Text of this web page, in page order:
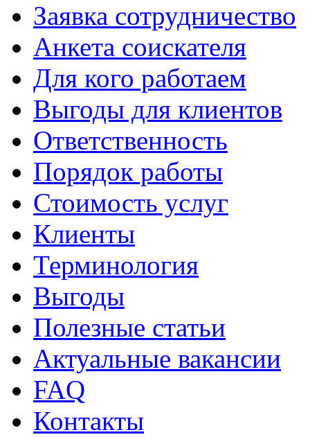
Заявка сотрудничество
Анкета соискателя
Для кого работаем
Выгоды для клиентов
Ответственность
Порядок работы
Стоимость услуг
Клиенты
Терминология
Выгоды
Полезные статьи
Актуальные вакансии
FAQ
Контакты